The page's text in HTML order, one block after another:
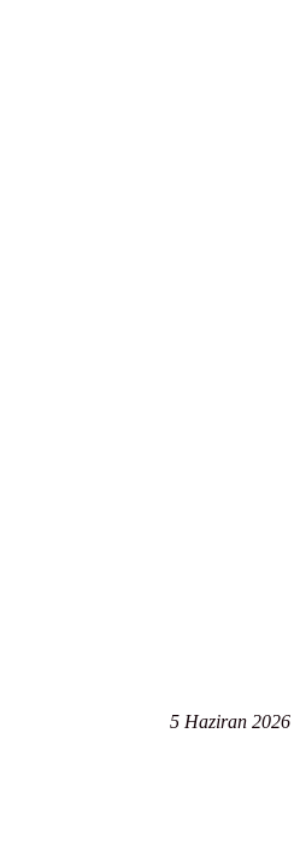
5 Haziran 2026